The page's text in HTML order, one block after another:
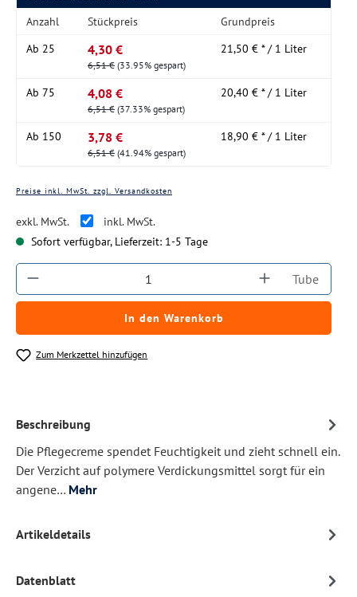
Anzahl
Stückpreis
Grundpreis
Ab 25 4,30 €
6,51 € (33.95% gespart)
21,50 € * / 1 Liter
Ab 75 4,08 €
6,51 € (37.33% gespart)
20,40 € * / 1 Liter
Ab 150 3,78 €
6,51 € (41.94% gespart)
18,90 € * / 1 Liter
Preise inkl. MwSt. zzgl. Versandkosten
exkl. MwSt.
inkl. MwSt.
Sofort verfügbar, Lieferzeit: 1-5 Tage
Produkt Anzahl: Gib den gewünschtenTube
In den Warenkorb
Zum Merkzettel hinzufügen
Beschreibung
Die Pflegecreme spendet Feuchtigkeit und zieht schnell ein.
Der Verzicht auf polymere Verdickungsmittel sorgt für ein
angene… Mehr
Artikeldetails
Datenblatt